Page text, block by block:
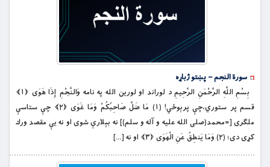
سورة النجم – پښتو ژباړه
بِسْمِ اللَّهِ الرَّحْمَنِ الرَّحِيمِ د لوراند او لورين الله په نامه وَالنَّجْمِ إِذَا هَوَى ﴿۱﴾
قسم پر ستوري،چې پرېوځي! (۱) مَا ضَلَّ صَاحِبُكُمْ وَمَا غَوَى ﴿۲﴾ چې ستاسې
ملګرى [=محمد(صلی الله عليه و آله و سلم)] نه بېلارې شوى او نه يې مقصد ورك
كړى دى؛ (۲) وَمَا يَنطِقُ عَنِ الْهَوَى ﴿۳﴾ او نه […]